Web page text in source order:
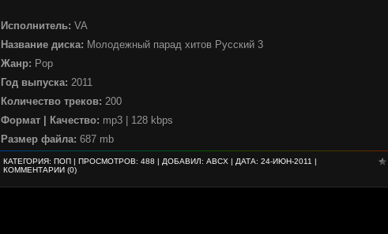
Исполнитель: VA
Название диска: Молодежный парад хитов Русский 3
Жанр: Pop
Год выпуска: 2011
Количество треков: 200
Формат | Качество: mp3 | 128 kbps
Размер файла: 687 mb
КАТЕГОРИЯ: ПОП | ПРОСМОТРОВ: 488 | ДОБАВИЛ: ABCX | ДАТА: 24-ИЮН-2011 |
КОММЕНТАРИИ (0)